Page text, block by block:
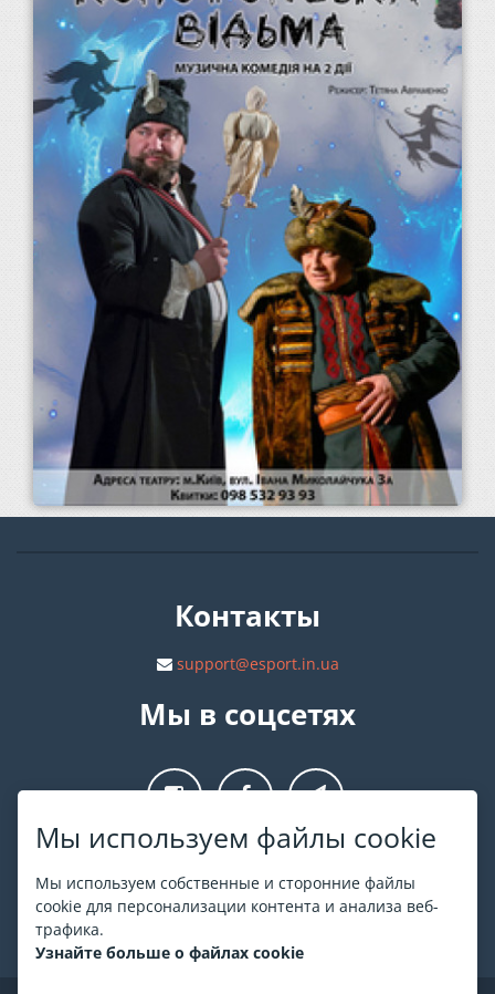
Мы используем файлы cookie
Мы используем собственные и сторонние файлы
cookie для персонализации контента и анализа веб-
трафика.
Узнайте больше о файлах cookie
Контакты
support@esport.in.ua
Мы в соцсетях
О ESPORT
На ESPORT.in.ua представлена афиша Киева и других
городов Украины. Все билеты продаются официально. Мы
работаем непосредственно с кассами.